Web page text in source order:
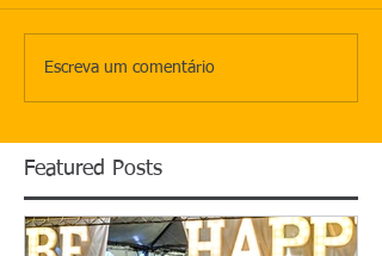
Escreva um comentário
Featured Posts